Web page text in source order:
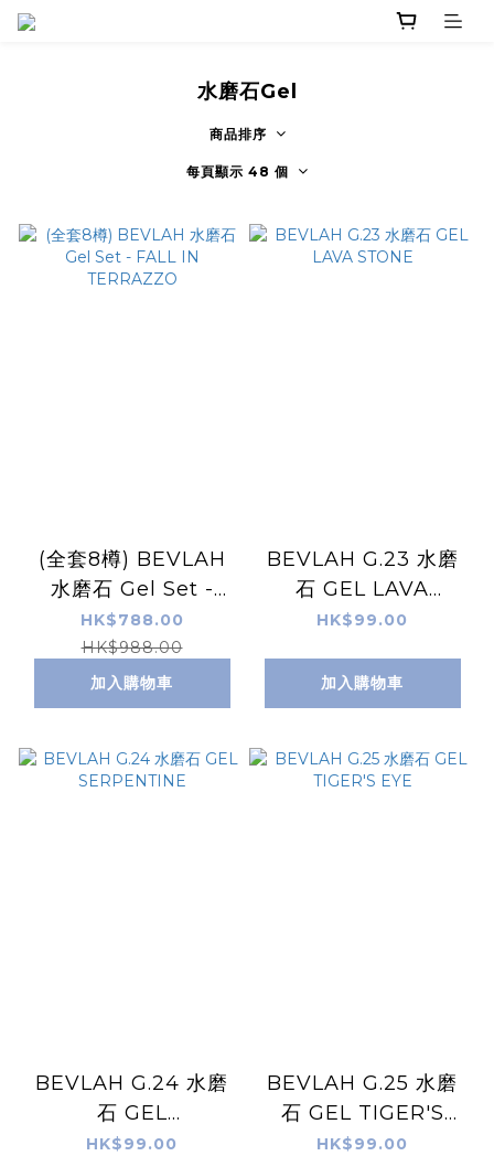
水磨石Gel
商品排序
每頁顯示 48 個
(全套8樽) BEVLAH
水磨石 Gel Set -
FALL IN TERRAZZO
HK$788.00
HK$988.00
加入購物車
BEVLAH G.23 水磨
石 GEL LAVA
STONE
HK$99.00
加入購物車
BEVLAH G.24 水磨
石 GEL
SERPENTINE
HK$99.00
BEVLAH G.25 水磨
石 GEL TIGER'S
EYE
HK$99.00